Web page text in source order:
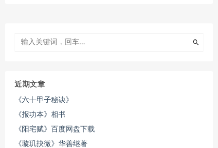
近期文章
《六十甲子秘诀》
《报功本》相书
《阳宅赋》百度网盘下载
《璇玑抉微》华善继著